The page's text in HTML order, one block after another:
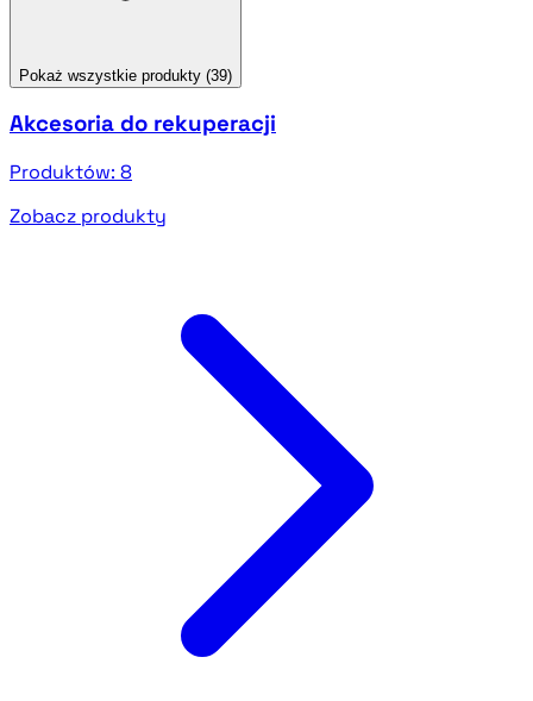
Pokaż wszystkie produkty (39)
Akcesoria do rekuperacji
Produktów: 8
Zobacz produkty